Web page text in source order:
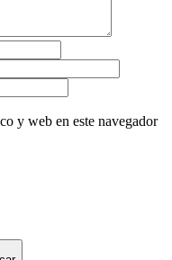
y web en este navegador